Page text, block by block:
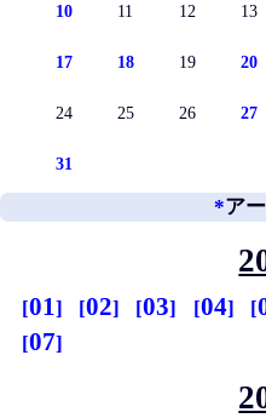
10 11 12 13
17 18 19 20
24 25 26 27
31
*ア
01 02 03 04
07